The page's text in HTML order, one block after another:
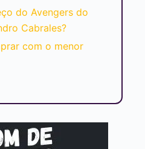
do Avengers do
Cabrales?
com o menor